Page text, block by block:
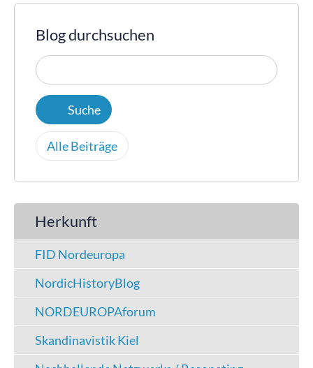
Blog durchsuchen
Alle Beiträge
Herkunft
FID Nordeuropa
NordicHistoryBlog
NORDEUROPAforum
Skandinavistik Kiel